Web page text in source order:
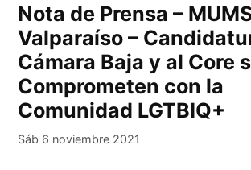
Nota de Prensa –
Valparaíso –
Cámara Baja y al Core
Comprometen con la
Comunidad LGTBIQ+
Sáb 6 noviembre 2021